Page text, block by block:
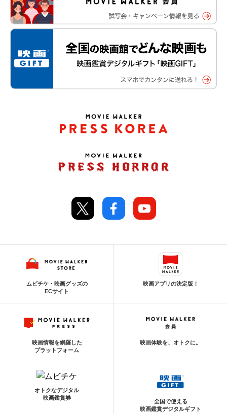
ムビチケ・映画グッズの
ECサイト
映画アプリの決定版！
映画情報を網羅した
プラットフォーム
映画体験を、オトクに。
オトクなデジタル
映画鑑賞券
全国で使える
映画鑑賞デジタルギフト